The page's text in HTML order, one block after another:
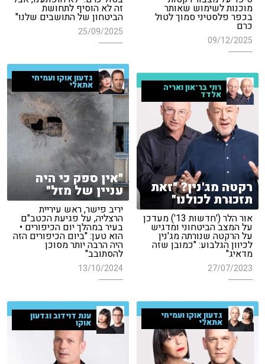
מוכנות לשימוש שאותר
בכפר פלסטיני סמוך לטול
כרם
09/12/2025
זה לא הוסיף לתחושת
הביטחון של התושבים שלנו"
25/09/2025
גדעון אוקו ועמיחי
אתאלי
"אין ספק כי היה
עניין של מזל"
יריב פישר, ראש עיריית
הרצליה, על פגיעת הכטב"ם
בעיר במהלך יום הכיפורים •
הוא טען: "ביום הכיפורים הזה
היה הרבה יותר מסוכן
להסתובב"
13/10/2024
רוני בר־און ואריה
אלדד
רקטה מג'נין? "זאת
תזכורת לכולנו"
אור הלר ('חדשות 13') מעדכן
על המצב הביטחוני ומדגיש
על הרקטה שנורתה מג'נין
לכיוון הגלבוע: "כמובן שזה
מדאיג"
27/07/2023
גדעון אוקו ועמיחי
אתאלי
ענת דוידוב וגדעון
אוקו